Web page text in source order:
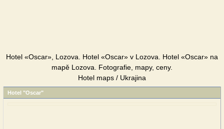
Hotel «Oscar», Lozova. Hotel «Oscar» v Lozova. Hotel «Oscar» na
mapě Lozova. Fotografie, mapy, ceny.
Hotel maps / Ukrajina
Hotel "Oscar"